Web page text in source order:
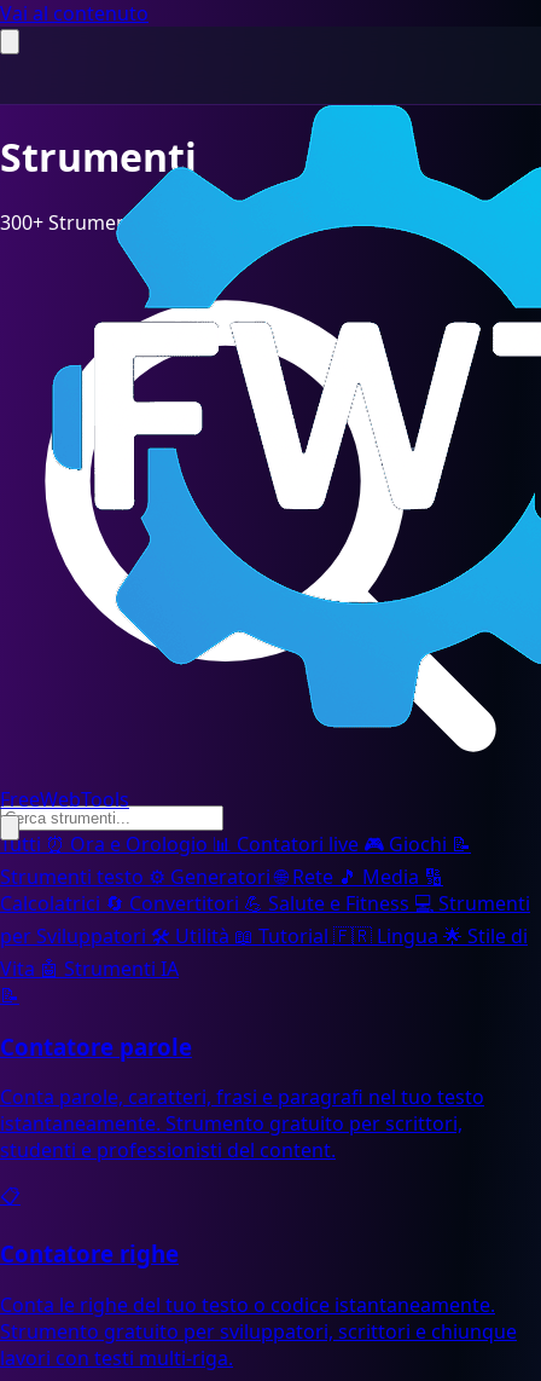
Vai al contenuto
FreeWebTools
Strumenti
300+ Strumenti
Tutti ⏰ Ora e Orologio 📊 Contatori live 🎮 Giochi 📝
Strumenti testo ⚙️ Generatori 🌐 Rete 🎵 Media 🔢
Calcolatrici 🔄 Convertitori 💪 Salute e Fitness 💻Strumenti
per Sviluppatori 🛠️ Utilità 📖 Tutorial 🇫🇷 Lingua 🌟 Stile di
Vita 🤖 Strumenti IA
📝
Contatore parole
Conta parole, caratteri, frasi e paragrafi nel tuo testo
istantaneamente. Strumento gratuito per scrittori,
studenti e professionisti del content.
📋
Contatore righe
Conta le righe del tuo testo o codice istantaneamente.
Strumento gratuito per sviluppatori, scrittori e chiunque
lavori con testi multi-riga.